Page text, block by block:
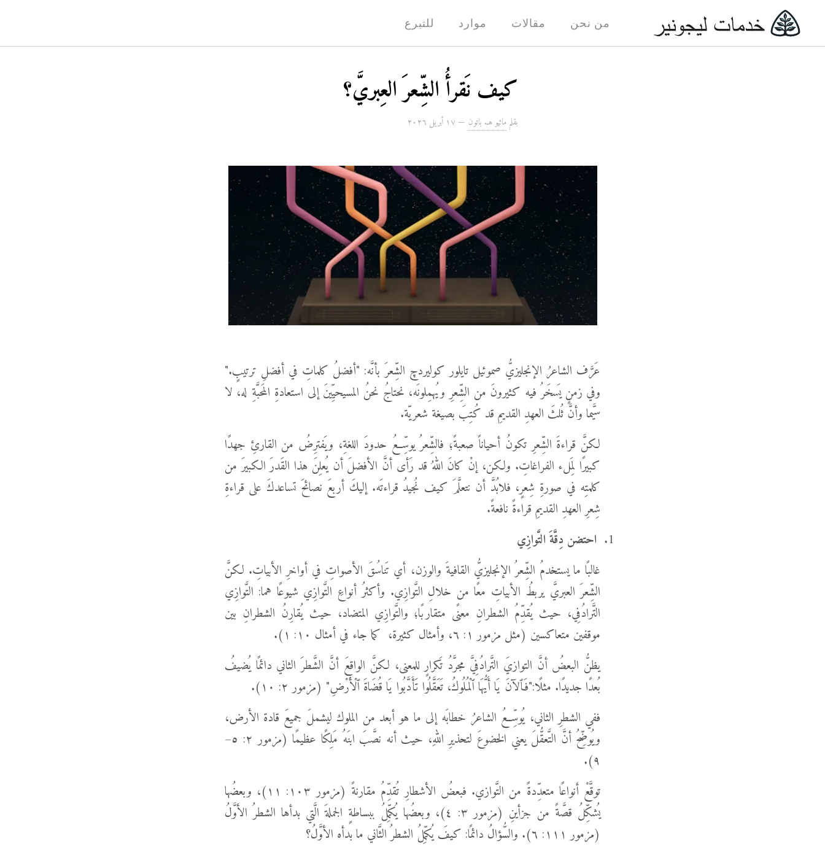
من نحن مقالات موارد للتبرع
كيف نَقرأُ الشِّعرَ العِبريَّ؟
بقلم ماثيو هـ. باتون — ۱۷ أبريل ۲۰۲٦
عَرَّف الشاعرُ الإنجليزيُّ صموئيل تايلور كوليردچ الشِّعرَ بأنَّه: "أفضلُ كلماتِ في أفضلِ ترتيبٍ."
وفي زمنٍ يَسخَرُ فيه كثيرونَ من الشِّعرِ ويُهمِلونَه، نحتاجُ نحنُ المسيحيِّينَ إلى استعادةِ المَحبَّةِ له، لا
سيَّما وأنَّ ثُلثَ العهدِ القديمِ قد كُتِبَ بصيغة شعريّة.
لكنَّ قراءةَ الشِّعرِ تكونُ أحياناً صعبةً؛ فالشِّعرُ يوسِّعُ حدودَ اللغةِ، ويَفترِضُ من القارئِ جهدًا
كبيرًا لِمَلء الفراغاتِ. ولكن، إنْ كانَ اللهُ قد رَأى أنَّ الأفضلَ أن يُعلِنَ هذا القَدرَ الكبيرَ من
كلمتِه في صورةِ شِعرٍ، فلابُدَّ أن نتعلَّمَ كيف نُجيدُ قراءتَه. إليكَ أربعَ نصائحَ تساعدكَ على قراءةِ
شِعرِ العهدِ القديمِ قراءةً نافعةً.
احتضن دِقَّةَ التَّوازِي
غالبًا ما يستخدمُ الشِّعرُ الإنجليزيُّ القافيةَ والوزن، أي تَناسُقَ الأصواتِ في أواخرِ الأبياتِ. لكنَّ
الشِّعرَ العبريَّ يربطُ الأبياتِ معًا من خلالِ التَّوازِي. وأكثرُ أنواعِ التَّوازِي شيوعًا هما: التَّوازِي
التَّرادُفِي، حيث يُقدِّمُ الشطرانِ معنًى متقاربًا؛ والتَّوازِي المتضاد، حيث يُقارِنُ الشطرانِ بين
موقفين متعاكسين (مثل مزمور ١: ٦، وأمثال كثيرة، كما جاء في أمثال ١٠: ١).
يظنُّ البعضُ أنَّ التوازيَ التَّرادُفِيَّ مجرَّدُ تَكرارٍ للمعنى، لكنَّ الواقعَ أنَّ الشَّطرَ الثاني دائمًا يُضيفُ
بُعدًا جديدًا. مثلًا:"فَٱلآنَ يَا أَيُّهَا ٱلْمُلُوكُ، تَعَقَّلُوا تَأَدَّبُوا يَا قُضَاةَ ٱلْأَرْضِ" (مزمور ٢: ١٠).
ففي الشطرِ الثاني، يُوسِّعُ الشاعرُ خطابَه إلى ما هو أبعد من الملوك ليشملَ جميعَ قادة الأرض،
ويُوضِّحُ أنَّ التَّعقُّلَ يعني الخضوعَ لتحذيرِ اللهِ، حيث أنه نصَّبَ ابنَهُ مَلِكًا عظيمًا (مزمور ٢: ٥–
٩).
توقَّعْ أنواعًا متعدِّدةً من التَّوازي. فبعضُ الأشطارِ تُقدِّمُ مقارنةً (مزمور ١٠٣: ١١)، وبعضُها
يُشكِّلُ قصَّةً من جزأينِ (مزمور ٣: ٤)، وبعضُها يُكمِّلُ ببساطةٍ الجملةَ الَّتي بدأها الشطرُ الأوَّلُ
(مزمور ١١١: ٦). والسُّؤالُ دائمًا: كيفَ يُكمِّلُ الشطرُ الثَّاني ما بدأه الأوَّلُ؟